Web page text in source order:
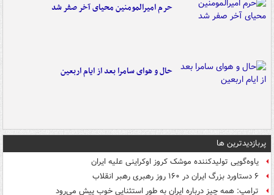
حرم امیرالمومنین محیای آخر صفر شد
حال و هوای سامرا بعد از ایام اربعین
پربازدیدترین ها
یاوه‌گویی تولیدکننده موشک کروز اوکراینی علیه ایران
۶ دستاورد بزرگ ایران در ۱۶۰ روز رهبری رهبر انقلاب
ترامپ: همه چیز درباره ایران به طور استثنایی خوب پیش می‌رود